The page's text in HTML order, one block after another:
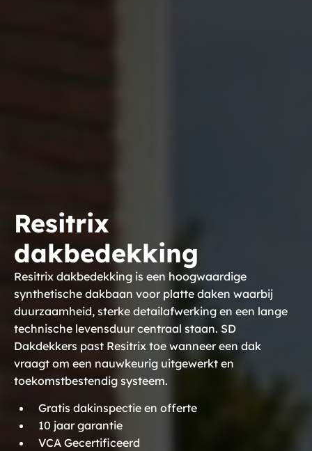
Resitrix
dakbedekking
Resitrix dakbedekking is een hoogwaardige
synthetische dakbaan voor platte daken waarbij
duurzaamheid, sterke detailafwerking en een lange
technische levensduur centraal staan. SD
Dakdekkers past Resitrix toe wanneer een dak
vraagt om een nauwkeurig uitgewerkt en
toekomstbestendig systeem.
Gratis dakinspectie en offerte
10 jaar garantie
VCA Gecertificeerd